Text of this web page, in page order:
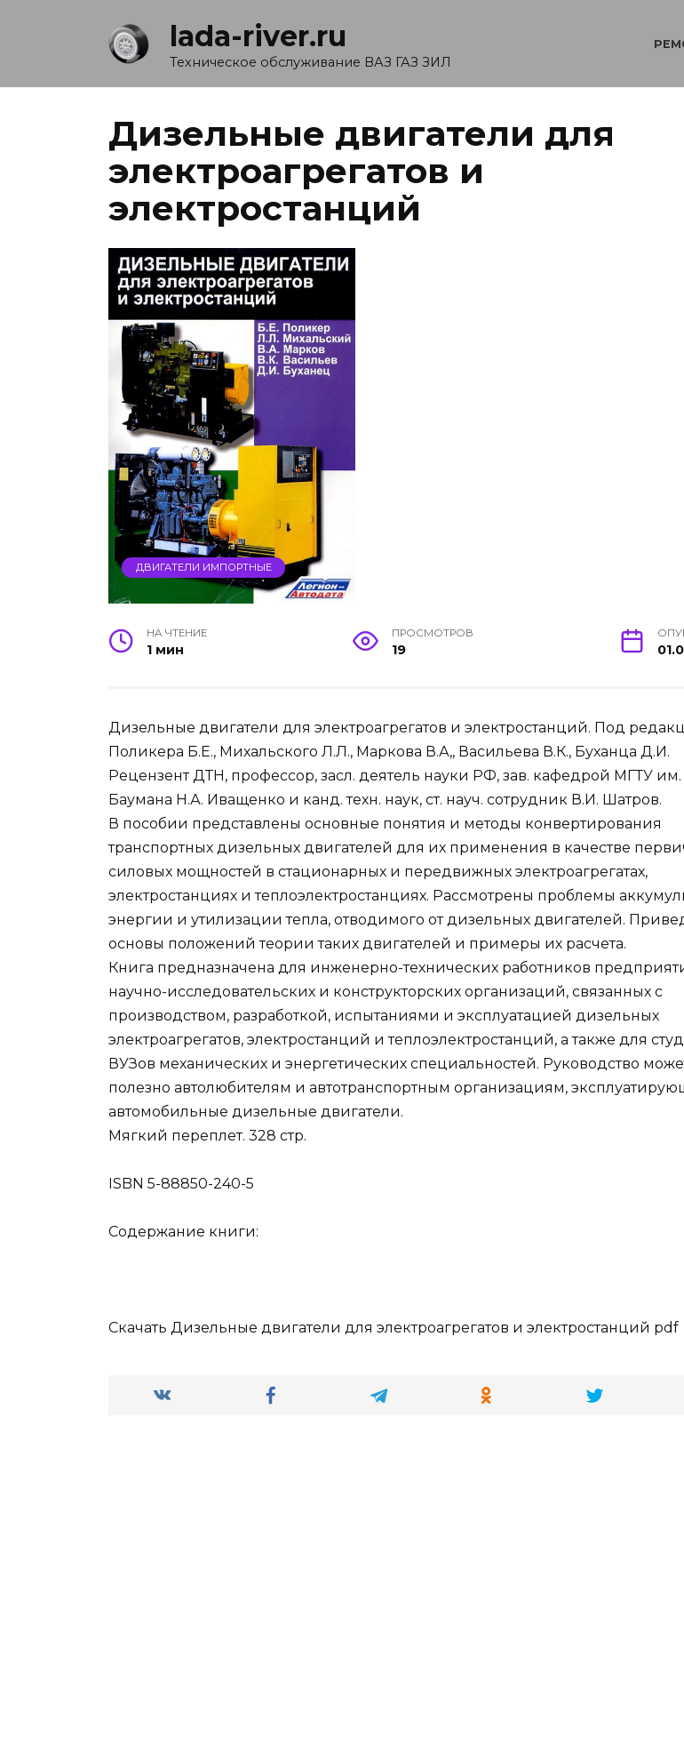
lada-river.ru
Техническое обслуживание ВАЗ ГАЗ ЗИЛ
Дизельные двигатели для
электроагрегатов и
электростанций
ДВИГАТЕЛИ ИМПОРТНЫЕ
НА ЧТЕНИЕ
1 мин
ПРОСМОТРОВ
19
Дизельные двигатели для электроагрегатов и электростанций. Под
Поликера Б.Е., Михальского Л.Л., Маркова В.А,, Васильева В.К., Буханца Д.И.
Рецензент ДТН, профессор, засл. деятель науки РФ, зав. кафедрой МГТУ им.
Баумана Н.А. Иващенко и канд. техн. наук, ст. науч. сотрудник В.И. Шатров.
В пособии представлены основные понятия и методы конвертирования
транспортных дизельных двигателей для их применения в качестве
силовых мощностей в стационарных и передвижных электроагрегатах,
электростанциях и теплоэлектростанциях. Рассмотрены проблемы
энергии и утилизации тепла, отводимого от дизельных двигателей.
основы положений теории таких двигателей и примеры их расчета.
Книга предназначена для инженерно-технических работников
научно-исследовательских и конструкторских организаций, связанных с
производством, разработкой, испытаниями и эксплуатацией дизельных
электроагрегатов, электростанций и теплоэлектростанций, а также для
ВУЗов механических и энергетических специальностей. Руководство
полезно автолюбителям и автотранспортным организациям,
автомобильные дизельные двигатели.
Мягкий переплет. 328 стр.
ISBN 5-88850-240-5
Содержание книги:
Скачать Дизельные двигатели для электроагрегатов и электростанций pdf